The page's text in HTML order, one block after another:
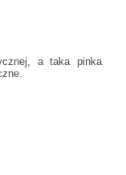
a taka pinka